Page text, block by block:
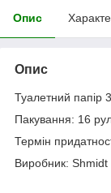
Опис
Опис
Туалетний папір
Пакування: 16
Термін
Виробник: